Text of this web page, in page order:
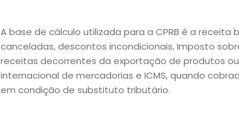
A base de cálculo utilizada para a CPRB é a receita
canceladas, descontos incondicionais, Imposto
receitas decorrentes da exportação de produtos ou
internacional de mercadorias e ICMS, quando
em condição de substituto tributário.